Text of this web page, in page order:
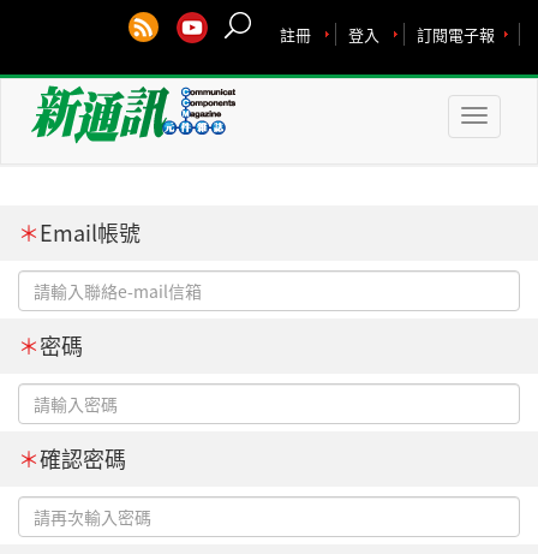
訂閱電子報
登入
註冊
Toggle
＊Email帳號
＊密碼
＊確認密碼